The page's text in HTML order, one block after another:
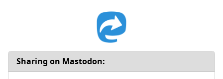
Sharing on Mastodon: